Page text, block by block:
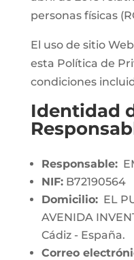
personas físicas
El uso de sitio
esta Política de
condiciones
Identidad
Responsable:
NIF:B72190564
Domicilio:EL
AVENIDA
Cádiz - España.
Correo